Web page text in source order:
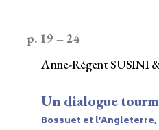
p. 19 – 24
Un dialogue
Anne-Régent SUSINI
Bossuet et